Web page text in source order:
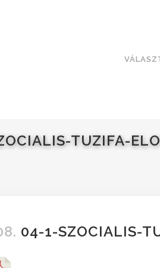
TUZIFA-
04-1-SZOCIALIS-